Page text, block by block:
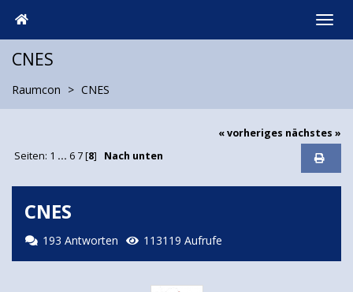
CNES
Raumcon CNES
« vorheriges nächstes »
Seiten: 1 ... 6 7[8] Nach unten
CNES
193 Antworten 113119 Aufrufe